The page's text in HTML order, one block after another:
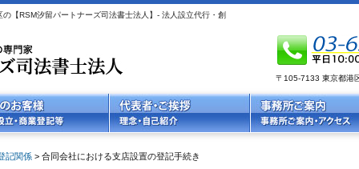
【RSM汐留パートナーズ司法書士法人】- 法人設立代行・創
〒105-7133 東京都港
記関係 > 合同会社における支店設置の登記手続き